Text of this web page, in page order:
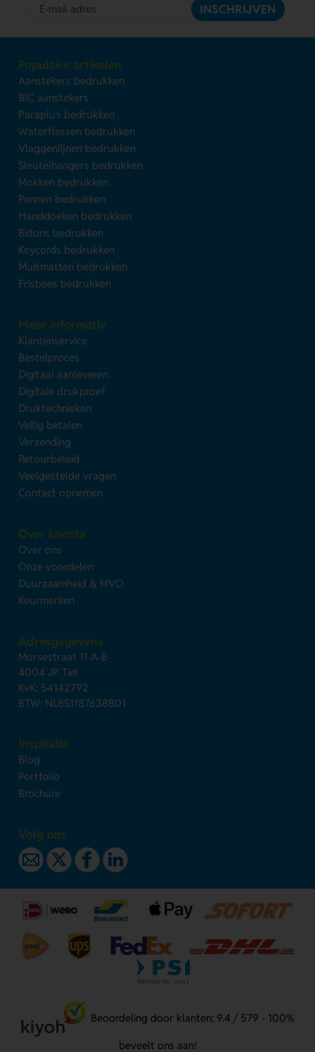
INSCHRIJVEN
Populaire artikelen
Aanstekers bedrukken
BIC aanstekers
Paraplu's bedrukken
Waterflessen bedrukken
Vlaggenlijnen bedrukken
Sleutelhangers bedrukken
Mokken bedrukken
Pennen bedrukken
Handdoeken bedrukken
Bidons bedrukken
Keycords bedrukken
Muismatten bedrukken
Frisbees bedrukken
Meer informatie
Klantenservice
Bestelproces
Digitaal aanleveren
Digitale drukproef
Druktechnieken
Veilig betalen
Verzending
Retourbeleid
Veelgestelde vragen
Contact opnemen
Over Lavista
Over ons
Onze voordelen
Duurzaamheid & MVO
Keurmerken
Adresgegevens
Morsestraat 11 A-B
4004 JP Tiel
KvK: 54142792
BTW: NL851187638B01
Inspiratie
Blog
Portfolio
Brochure
Volg ons
Beoordeling door klanten: 9.4 / 579 - 100%
beveelt ons aan!